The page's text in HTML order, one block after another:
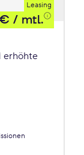
Leasing
/ mtl.
erhöhte